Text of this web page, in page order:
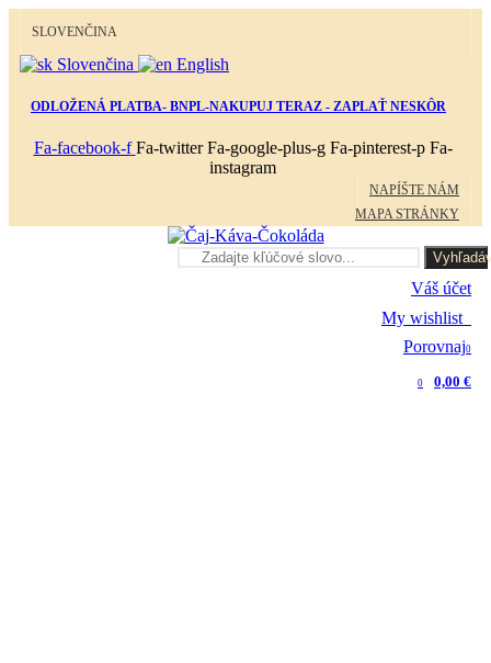
SLOVENČINA
Slovenčina English
ODLOŽENÁ PLATBA- BNPL-NAKUPUJ TERAZ - ZAPLAŤ NESKÔR
Fa-facebook-f Fa-twitter Fa-google-plus-g Fa-pinterest-p Fa-
instagram
NAPÍŠTE NÁM
MAPA STRÁNKY
Váš účet
My wishlist
Porovnaj0
0 0,00 €